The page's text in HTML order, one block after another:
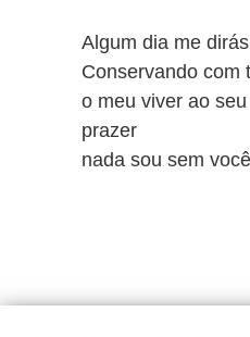
Algum dia me
Conservando com
o meu viver ao
prazer
nada sou sem